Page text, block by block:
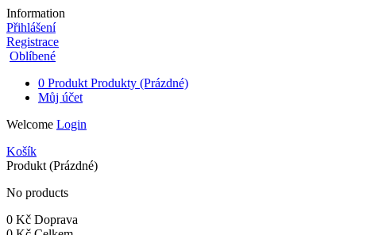
Information
Přihlášení
Registrace
Oblíbené
0 Produkt Produkty (Prázdné)
Můj účet
Welcome Login
Košík
Produkt (Prázdné)
No products
0 Kč Doprava